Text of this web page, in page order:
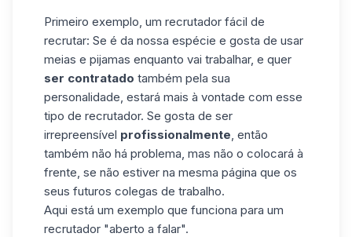
Primeiro exemplo, um recrutador fácil de
recrutar: Se é da nossa espécie e gosta de usar
meias e pijamas enquanto vai trabalhar, e quer
ser contratado também pela sua
personalidade, estará mais à vontade com esse
tipo de recrutador. Se gosta de ser
irrepreensível profissionalmente , então
também não há problema, mas não o colocará à
frente, se não estiver na mesma página que os
seus futuros colegas de trabalho.
Aqui está um exemplo que funciona para um
recrutador "aberto a falar".